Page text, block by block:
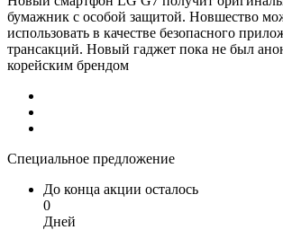
бумажник с особой защитой. Новшество
использовать в качестве безопасного
трансакций. Новый гаджет пока не был
корейским брендом
Специальное предложение
До конца акции осталось
0
Дней